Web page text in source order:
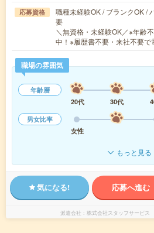
応募資格
職種未経験OK / ブランクOK /
要
＼無資格・未経験OK／※年齢
中！※履歴書不要・来社不要
職場の雰囲気
年齢層
20代
30代
男女比率
女性
もっと見る
気になる! 応募へ進む
派遣会社 株式会社スタッフサービ